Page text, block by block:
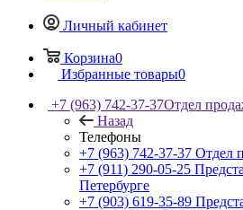
Личный кабинет
Корзина0
Избранные товары0
+7 (963) 742-37-37Отдел
Назад
Телефоны
+7 (963) 742-37-37 Отдел
+7 (911) 290-05-25
Петербурге
+7 (903) 619-35-89